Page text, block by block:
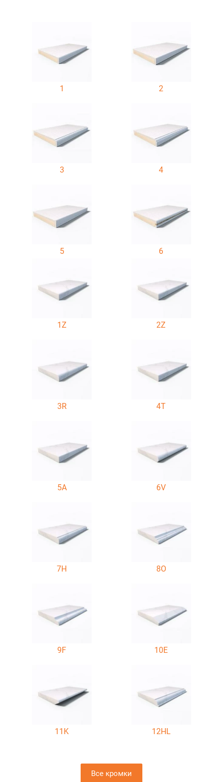
1 2
3 4
5 6
1Z 2Z
3R 4T
5A 6V
7H 8O
9F 10E
11K 12HL
Все кромки